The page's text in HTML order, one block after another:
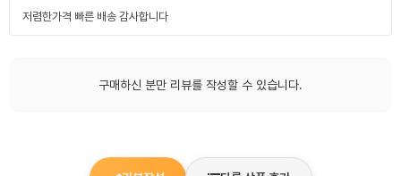
저렴한가격 빠른 배송 감사합니다
구매하신 분만 리뷰를 작성할 수 있습니다.